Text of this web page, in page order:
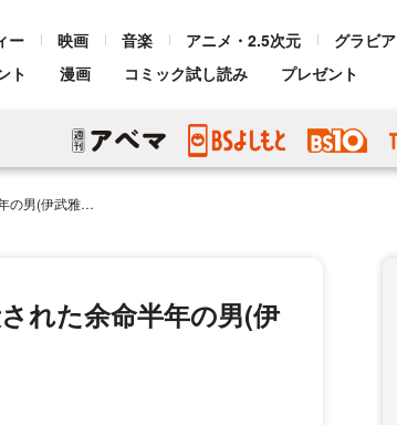
ー 映画 音楽 アニメ・2.5次元 グラビア
ト 漫画 コミック試し読み プレゼント
復讐代行”に挑む
れた余命半年の男(伊